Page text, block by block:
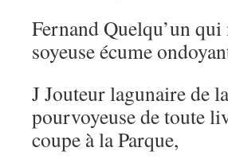
Fernand Quelqu’un qui
soyeuse écume
J Jouteur lagunaire de
pourvoyeuse de toute
coupe à la Parque,